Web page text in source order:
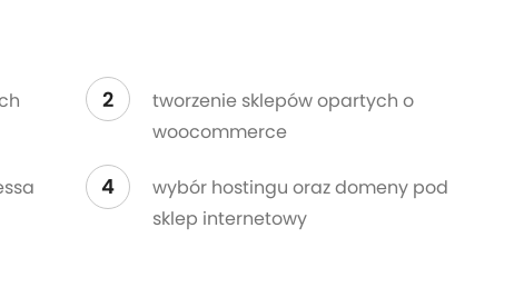
2
tworzenie sklepów opartych o
woocommerce
4
wybór hostingu oraz domeny pod
sklep internetowy